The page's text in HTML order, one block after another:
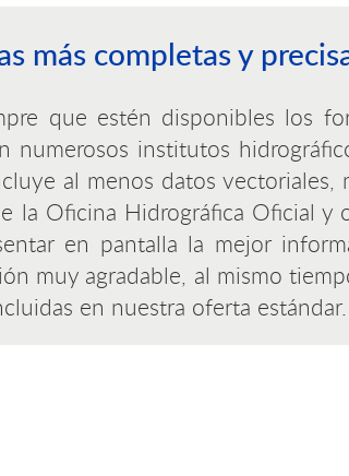
más completas y
que estén disponibles los
numerosos institutos
al menos datos vectoriales,
la Oficina Hidrográfica Oficial y
en pantalla la mejor
muy agradable, al mismo
en nuestra oferta estándar.